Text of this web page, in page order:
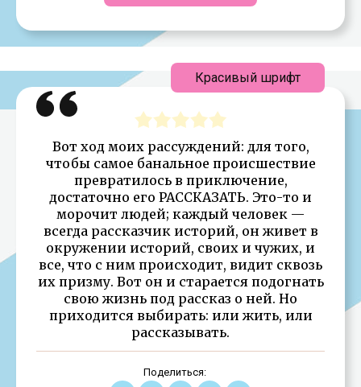
Вот ход моих рассуждений: для того,
чтобы самое банальное происшествие
превратилось в приключение,
достаточно его РАССКАЗАТЬ. Это-то и
морочит людей; каждый человек —
всегда рассказчик историй, он живет в
окружении историй, своих и чужих, и
все, что с ним происходит, видит сквозь
их призму. Вот он и старается подогнать
свою жизнь под рассказ о ней. Но
приходится выбирать: или жить, или
рассказывать.
Поделиться:
Красивый шрифт